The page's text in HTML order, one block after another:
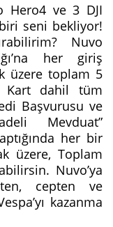
Hero4 ve 3 DJI
seni bekliyor!
Nuvo
her giriş
üzere toplam 5
Kart dahil tüm
Başvurusu ve
Mevduat”
her bir
üzere, Toplam
Nuvo’ya
cepten ve
kazanma